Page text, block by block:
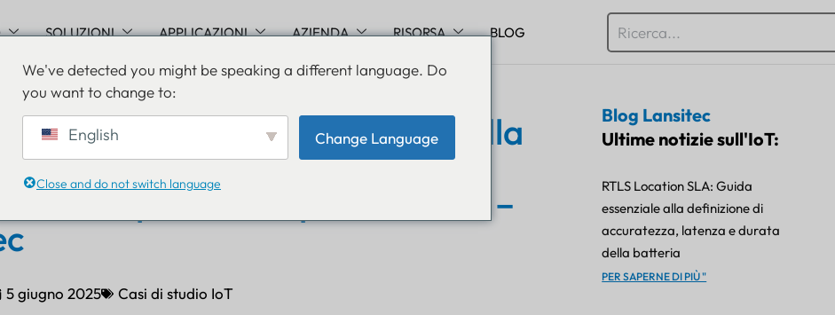
SOLUZIONI APPLICAZIONI AZIENDA RISORSA BLOG
la sicurezza e l'efficienza della
con il monitoraggio in
la partnership MetroLink –
5 giugno 2025 Casi di studio IoT
Blog Lansitec
Ultime notizie sull'IoT:
RTLS Location SLA: Guida
essenziale alla definizione di
accuratezza, latenza e durata
della batteria
PER SAPERNE DI PIÙ "
We've detected you might be speaking a different language. Do
you want to change to:
English Change Language
Close and do not switch language